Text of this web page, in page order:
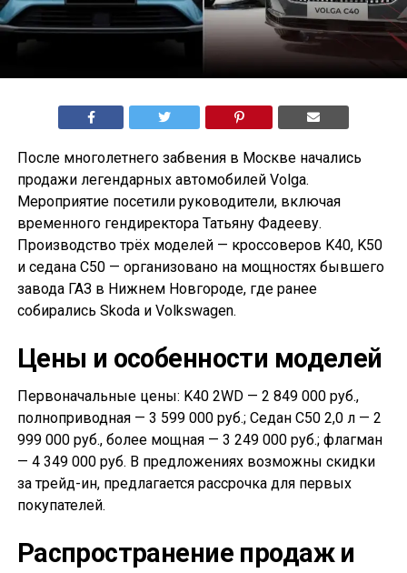
После многолетнего забвения в Москве начались
продажи легендарных автомобилей Volga.
Мероприятие посетили руководители, включая
временного гендиректора Татьяну Фадееву.
Производство трёх моделей — кроссоверов K40, K50
и седана С50 — организовано на мощностях бывшего
завода ГАЗ в Нижнем Новгороде, где ранее
собирались Skoda и Volkswagen.
Цены и особенности моделей
Первоначальные цены: K40 2WD — 2 849 000 руб.,
полноприводная — 3 599 000 руб.; Седан С50 2,0 л — 2
999 000 руб., более мощная — 3 249 000 руб.; флагман
— 4 349 000 руб. В предложениях возможны скидки
за трейд-ин, предлагается рассрочка для первых
покупателей.
Распространение продаж и